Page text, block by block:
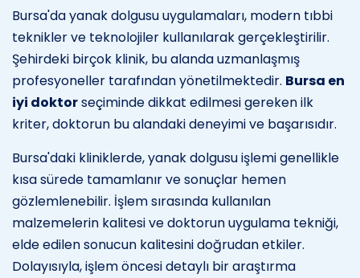
Bursa'da yanak dolgusu uygulamaları, modern tıbbi
teknikler ve teknolojiler kullanılarak gerçekleştirilir.
Şehirdeki birçok klinik, bu alanda uzmanlaşmış
profesyoneller tarafından yönetilmektedir. Bursa en
iyi doktorseçiminde dikkat edilmesi gereken ilk
kriter, doktorun bu alandaki deneyimi ve başarısıdır.
Bursa'daki kliniklerde, yanak dolgusu işlemi genellikle
kısa sürede tamamlanır ve sonuçlar hemen
gözlemlenebilir. İşlem sırasında kullanılan
malzemelerin kalitesi ve doktorun uygulama tekniği,
elde edilen sonucun kalitesini doğrudan etkiler.
Dolayısıyla, işlem öncesi detaylı bir araştırma